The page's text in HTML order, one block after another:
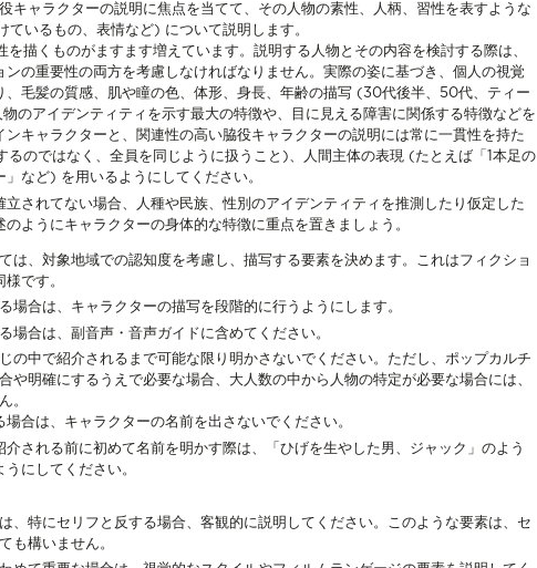
キャラクターの説明に焦点を当てて、その人物の素性、人柄、習性を表すような
いるもの、表情など) について説明します。
描くものがますます増えています。説明する人物とその内容を検討する際は、
の重要性の両方を考慮しなければなりません。実際の姿に基づき、個人の視覚
、毛髪の質感、肌や瞳の色、体形、身長、年齢の描写 (30代後半、50代、ティー
のアイデンティティを示す最大の特徴や、目に見える障害に関係する特徴などを
キャラクターと、関連性の高い脇役キャラクターの説明には常に一貫性を持た
るのではなく、全員を同じように扱うこと)、人間主体の表現 (たとえば「1本足の
など) を用いるようにしてください。
されてない場合、人種や民族、性別のアイデンティティを推測したり仮定した
ようにキャラクターの身体的な特徴に重点を置きましょう。
は、対象地域での認知度を考慮し、描写する要素を決めます。これはフィクショ
です。
場合は、キャラクターの描写を段階的に行うようにします。
場合は、副音声・音声ガイドに含めてください。
の中で紹介されるまで可能な限り明かさないでください。ただし、ポップカルチ
や明確にするうえで必要な場合、大人数の中から人物の特定が必要な場合には、
。
合は、キャラクターの名前を出さないでください。
される前に初めて名前を明かす際は、「ひげを生やした男、ジャック」のよう
にしてください。
、特にセリフと反する場合、客観的に説明してください。このような要素は、セ
も構いません。